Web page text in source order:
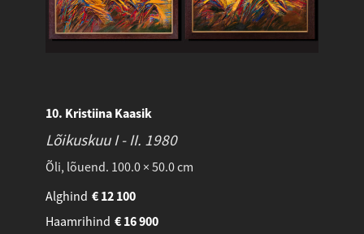
10. Kristiina Kaasik
Lõikuskuu I - II. 1980
Õli, lõuend. 100.0 × 50.0 cm
Alghind
12 100
€
Haamrihind
16 900
€